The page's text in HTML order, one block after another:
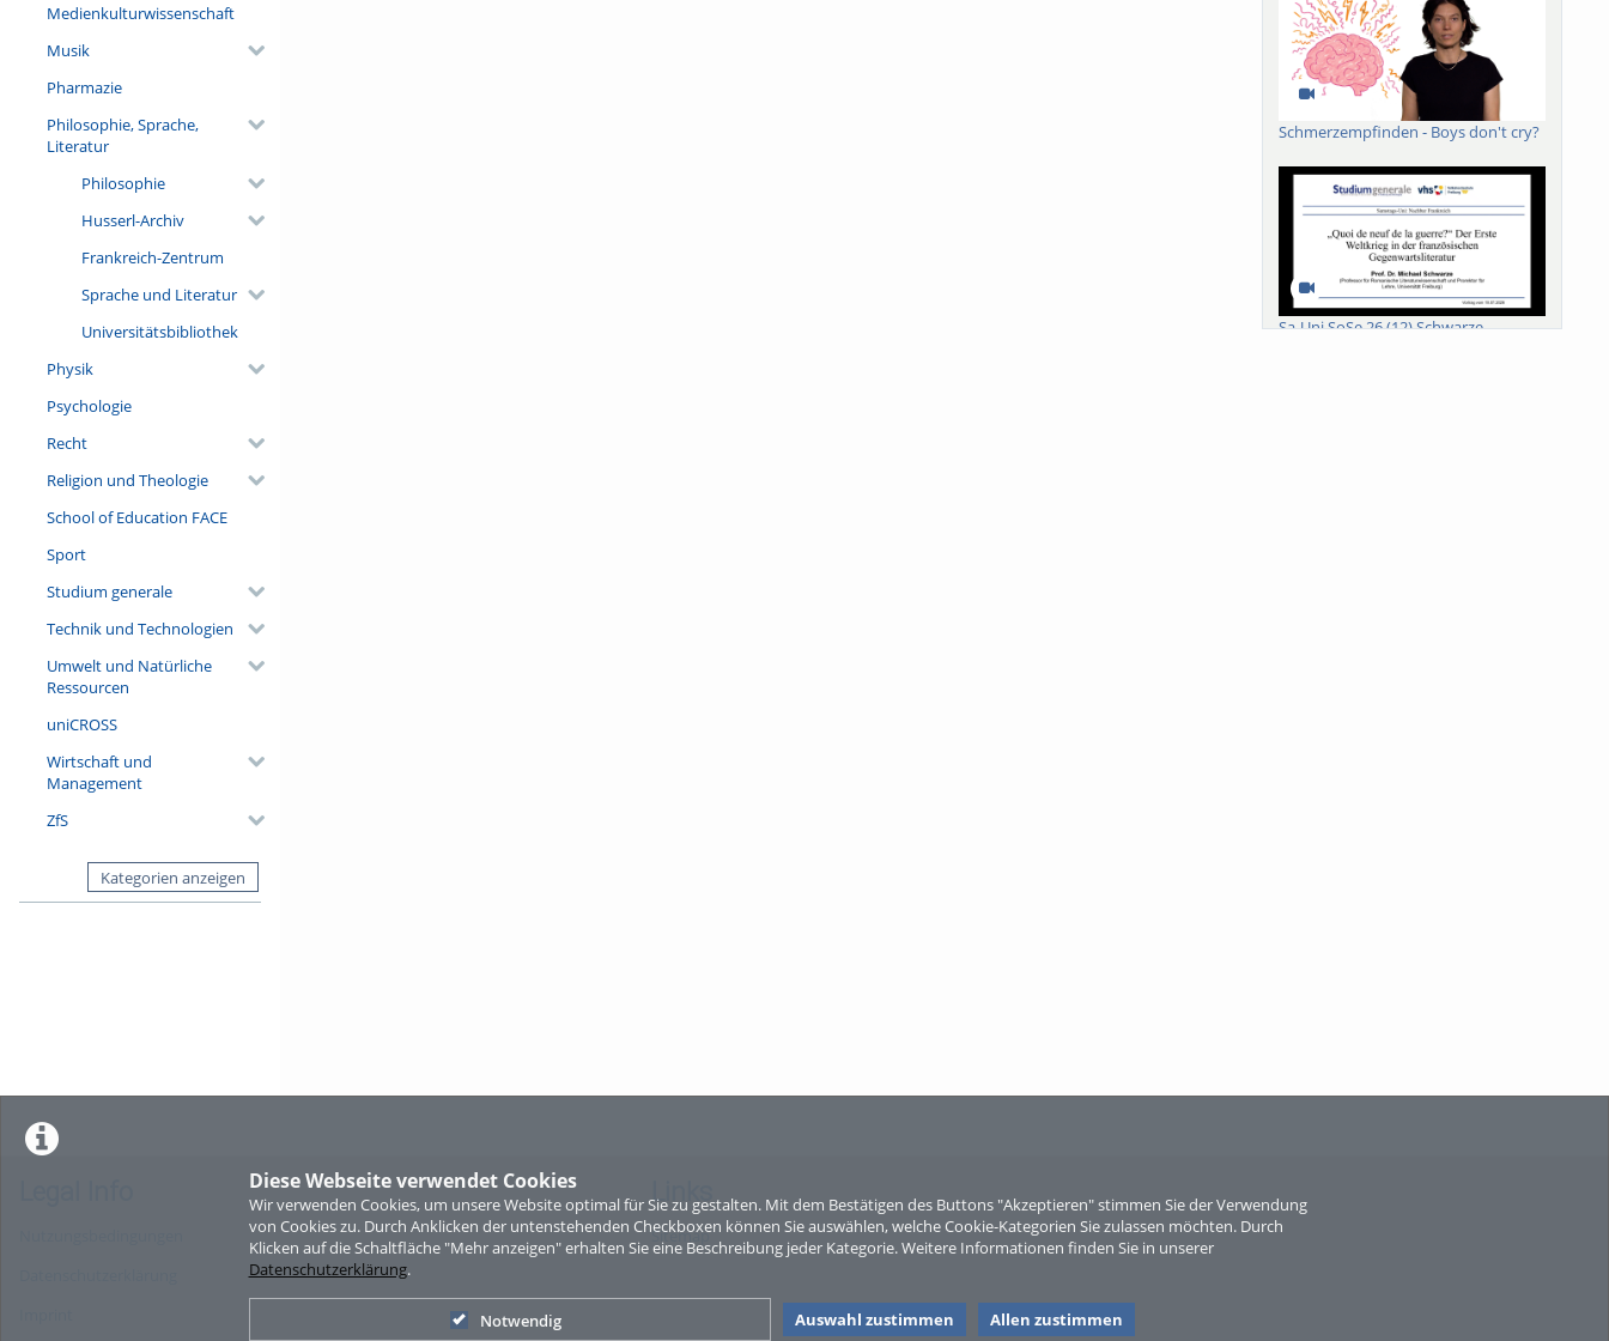
Diese Webseite verwendet Cookies
Wir verwenden Cookies, um unsere Website optimal für Sie zu gestalten. Mit dem Bestätigen des Buttons "Akzeptieren" stimmen Sie der Verwendung
von Cookies zu. Durch Anklicken der untenstehenden Checkboxen können Sie auswählen, welche Cookie-Kategorien Sie zulassen möchten. Durch
Klicken auf die Schaltfläche "Mehr anzeigen" erhalten Sie eine Beschreibung jeder Kategorie. Weitere Informationen finden Sie in unserer
Datenschutzerklärung.
Notwendig Auswahl zustimmen Allen zustimmen
Medienkulturwissenschaft
Musik
Pharmazie
Philosophie, Sprache,
Literatur
Philosophie
Husserl-Archiv
Frankreich-Zentrum
Sprache und Literatur
Universitätsbibliothek
Physik
Psychologie
Recht
Religion und Theologie
School of Education FACE
Sport
Studium generale
Technik und Technologien
Umwelt und Natürliche
Ressourcen
uniCROSS
Wirtschaft und
Management
ZfS
Kategorien anzeigen
Schmerzempfinden - Boys don't cry?
Sa-Uni SoSe 26 (12) Schwarze
Links
Sitemap